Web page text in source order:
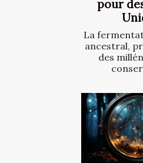
pour
La
ancestral,
des